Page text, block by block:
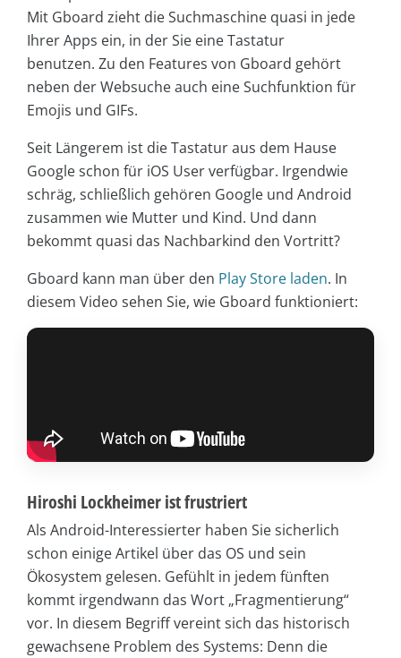
Mit Gboard zieht die Suchmaschine quasi in jede
Ihrer Apps ein, in der Sie eine Tastatur
benutzen. Zu den Features von Gboard gehört
neben der Websuche auch eine Suchfunktion für
Emojis und GIFs.
Seit Längerem ist die Tastatur aus dem Hause
Google schon für iOS User verfügbar. Irgendwie
schräg, schließlich gehören Google und Android
zusammen wie Mutter und Kind. Und dann
bekommt quasi das Nachbarkind den Vortritt?
Gboard kann man über den Play Store laden. In
diesem Video sehen Sie, wie Gboard funktioniert:
Hiroshi Lockheimer ist frustriert
Als Android-Interessierter haben Sie sicherlich
schon einige Artikel über das OS und sein
Ökosystem gelesen. Gefühlt in jedem fünften
kommt irgendwann das Wort „Fragmentierung“
vor. In diesem Begriff vereint sich das historisch
gewachsene Problem des Systems: Denn die